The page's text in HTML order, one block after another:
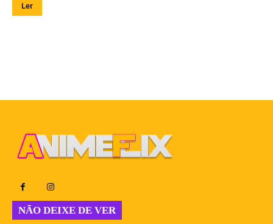
Ler
NÃO DEIXE DE VER